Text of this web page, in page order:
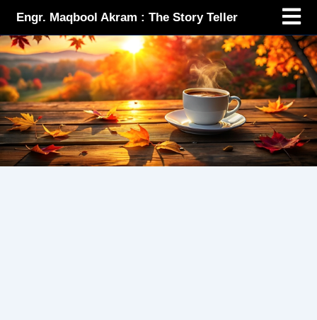
content
Engr. Maqbool Akram : The Story Teller
Menu